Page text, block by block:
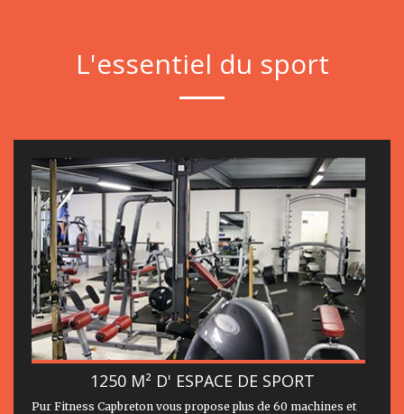
L'essentiel du sport
1250 M² D' ESPACE DE SPORT
Pur Fitness Capbreton vous propose plus de 60 machines et